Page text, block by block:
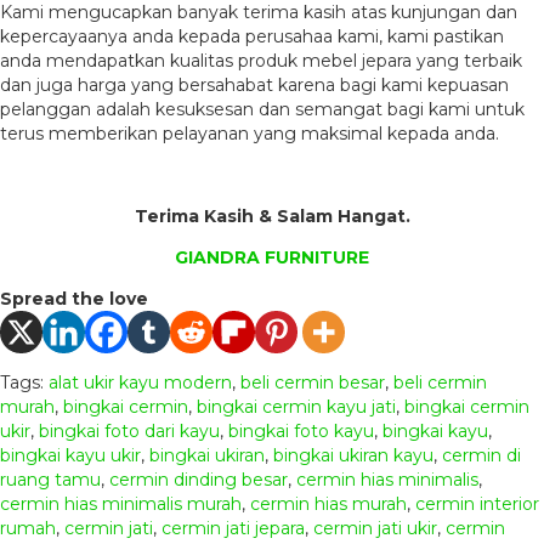
Kami mengucapkan banyak terima kasih atas kunjungan dan
kepercayaanya anda kepada perusahaa kami, kami pastikan
anda mendapatkan kualitas produk mebel jepara yang terbaik
dan juga harga yang bersahabat karena bagi kami kepuasan
pelanggan adalah kesuksesan dan semangat bagi kami untuk
terus memberikan pelayanan yang maksimal kepada anda.
Terima Kasih & Salam Hangat.
GIANDRA FURNITURE
Spread the love
Tags: alat ukir kayu modern, beli cermin besar, beli cermin
murah, bingkai cermin, bingkai cermin kayu jati, bingkai cermin
ukir, bingkai foto dari kayu, bingkai foto kayu, bingkai kayu,
bingkai kayu ukir, bingkai ukiran, bingkai ukiran kayu, cermin di
ruang tamu, cermin dinding besar, cermin hias minimalis,
cermin hias minimalis murah, cermin hias murah, cermin interior
rumah, cermin jati, cermin jati jepara, cermin jati ukir, cermin